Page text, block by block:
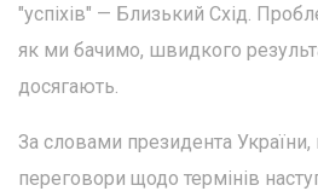
"успіхів" — Близький Схід.
як ми бачимо, швидкого
досягають.
За словами президента України,
переговори щодо термінів